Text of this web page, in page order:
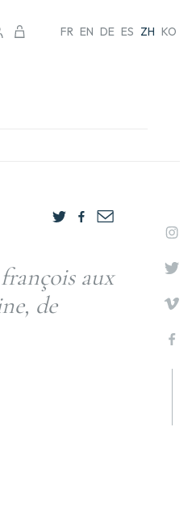
FR EN DE ES ZH KO
aux
de